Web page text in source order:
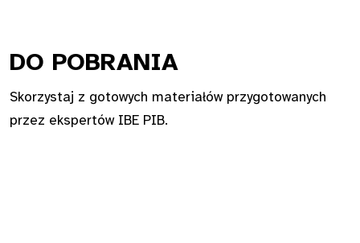
DO POBRANIA
Skorzystaj z gotowych materiałów przygotowanych
przez ekspertów IBE PIB.